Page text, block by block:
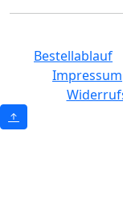
Bestellablauf
Impressum